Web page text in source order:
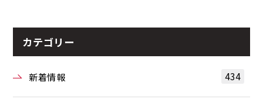
カテゴリー
新着情報 434